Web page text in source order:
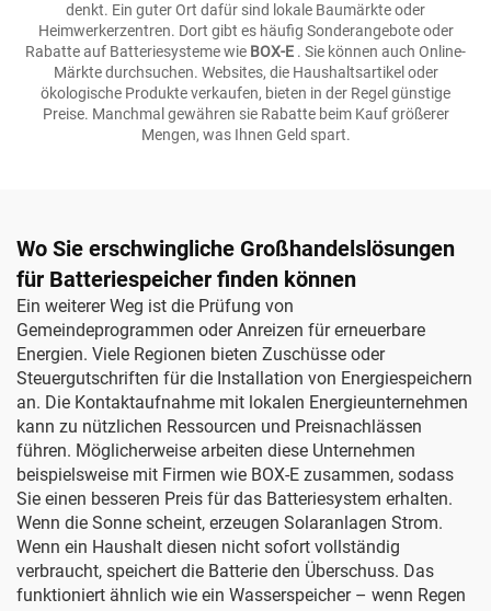
denkt. Ein guter Ort dafür sind lokale Baumärkte oder
Heimwerkerzentren. Dort gibt es häufig Sonderangebote oder
Rabatte auf Batteriesysteme wie BOX-E . Sie können auch Online-
Märkte durchsuchen. Websites, die Haushaltsartikel oder
ökologische Produkte verkaufen, bieten in der Regel günstige
Preise. Manchmal gewähren sie Rabatte beim Kauf größerer
Mengen, was Ihnen Geld spart.
Wo Sie erschwingliche Großhandelslösungen
für Batteriespeicher finden können
Ein weiterer Weg ist die Prüfung von
Gemeindeprogrammen oder Anreizen für erneuerbare
Energien. Viele Regionen bieten Zuschüsse oder
Steuergutschriften für die Installation von Energiespeichern
an. Die Kontaktaufnahme mit lokalen Energieunternehmen
kann zu nützlichen Ressourcen und Preisnachlässen
führen. Möglicherweise arbeiten diese Unternehmen
beispielsweise mit Firmen wie BOX-E zusammen, sodass
Sie einen besseren Preis für das Batteriesystem erhalten.
Wenn die Sonne scheint, erzeugen Solaranlagen Strom.
Wenn ein Haushalt diesen nicht sofort vollständig
verbraucht, speichert die Batterie den Überschuss. Das
funktioniert ähnlich wie ein Wasserspeicher – wenn Regen